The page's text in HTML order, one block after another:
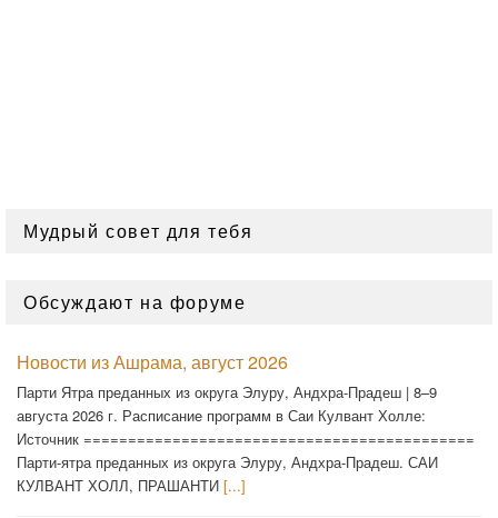
Мудрый совет для тебя
Обсуждают на форуме
Новости из Ашрама, август 2026
Парти Ятра преданных из округа Элуру, Андхра-Прадеш | 8–9
августа 2026 г. Расписание программ в Саи Кулвант Холле:
Источник ============================================
Парти-ятра преданных из округа Элуру, Андхра-Прадеш. САИ
КУЛВАНТ ХОЛЛ, ПРАШАНТИ [...]